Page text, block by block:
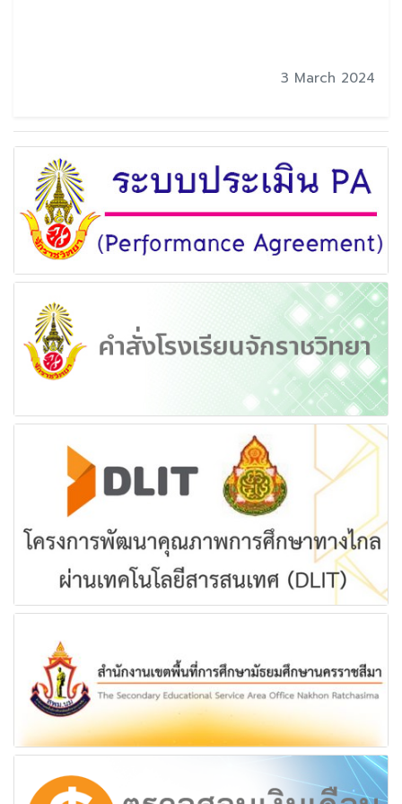
3 March 2024